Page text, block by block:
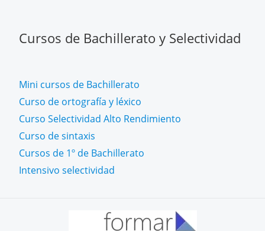
Cursos de Bachillerato y Selectividad
Mini cursos de Bachillerato
Curso de ortografía y léxico
Curso Selectividad Alto Rendimiento
Curso de sintaxis
Cursos de 1º de Bachillerato
Intensivo selectividad